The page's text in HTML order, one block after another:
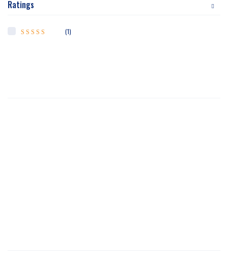
Trung Hoa
Việt Nam
Ratings
(1)